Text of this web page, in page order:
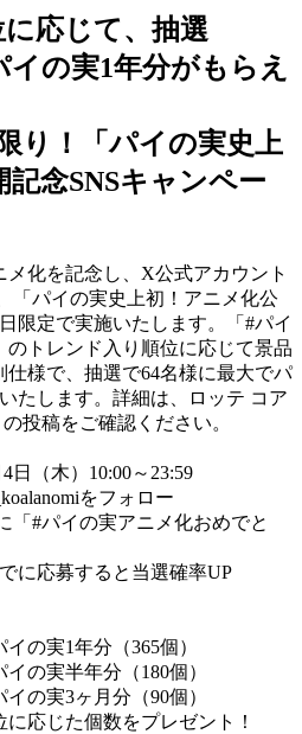
応じて、抽選
イの実1年分がもらえ
り！「パイの実史上
念SNSキャンペー
化を記念し、X公式アカウント
「パイの実史上初！アニメ化公
限定で実施いたします。「#パイ
トレンド入り順位に応じて景品
様で、抽選で64名様に最大でパ
たします。詳細は、ロッテ コア
投稿をご確認ください。
日（木）10:00～23:59
をフォロー
「#パイの実アニメ化おめでと
ると当選確率UP
の実1年分（365個）
の実半年分（180個）
の実3ヶ月分（90個）
応じた個数をプレゼント！